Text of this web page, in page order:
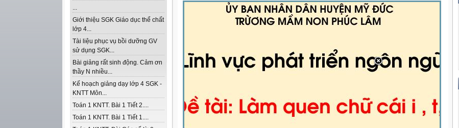
...
Giới thiệu SGK Giáo dục thể chất
lớp 4...
Tài liệu phục vụ bồi dưỡng GV
sử dụng SGK...
Bài giảng rất sinh động. Cảm ơn
thầy N nhiều...
Kế hoạch giảng dạy lớp 4 SGK -
KNTT Môn...
Toán 1 KNTT. Bài 1 Tiết 2....
Toán 1 KNTT. Bài 1 Tiết 1....